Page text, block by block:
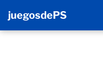
juegosdePS